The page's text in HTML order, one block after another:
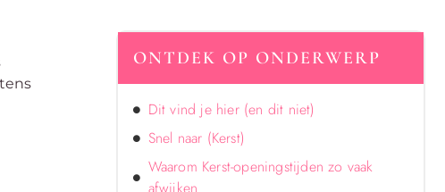
ONTDEK OP ONDERWERP
Dit vind je hier (en dit niet)
Snel naar (Kerst)
Waarom Kerst-openingstijden zo vaak